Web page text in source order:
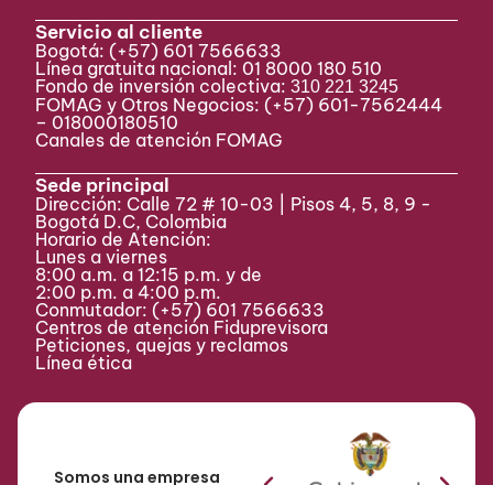
Servicio al cliente
Bogotá: (+57) 601 7566633
Línea gratuita nacional: 01 8000 180 510
Fondo de inversión colectiva:310 221 3245
FOMAG y Otros Negocios: (+57) 601-7562444
– 018000180510
Canales de atención FOMAG
Sede principal
Dirección: Calle 72 # 10-03 | Pisos 4, 5, 8, 9 -
Bogotá D.C, Colombia
Horario de Atención:
Lunes a viernes
8:00 a.m. a 12:15 p.m. y de
2:00 p.m. a 4:00 p.m.
Conmutador: (+57) 601 7566633
Centros de atención Fiduprevisora
Peticiones, quejas y reclamos
Línea ética
Somos una empresa